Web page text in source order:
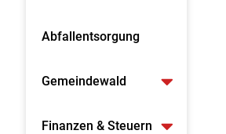
Abfallentsorgung
Gemeindewald
Finanzen & Steuern